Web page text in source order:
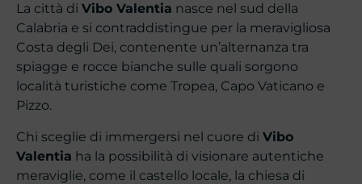
La città di Vibo Valentia nasce nel sud della
Calabria e si contraddistingue per la meravigliosa
Costa degli Dei, contenente un’alternanza tra
spiagge e rocce bianche sulle quali sorgono
località turistiche come Tropea, Capo Vaticano e
Pizzo.
Chi sceglie di immergersi nel cuore di Vibo
Valentia ha la possibilità di visionare autentiche
meraviglie, come il castello locale, la chiesa di